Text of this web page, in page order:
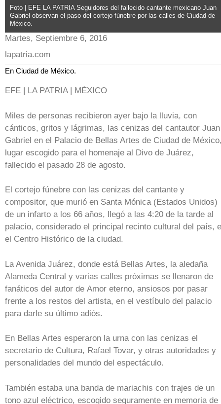
Foto | EFE LA PATRIA Seguidores del fallecido cantante mexicano Juan
Gabriel observan el paso del cortejo fúnebre por las calles de Ciudad de
México.
Martes, Septiembre 6, 2016
lapatria.com
En Ciudad de México.
EFE | LA PATRIA | MÉXICO
Miles de personas recibieron ayer bajo la lluvia, con
cánticos, gritos y lágrimas, las cenizas del cantautor Juan
Gabriel en el Palacio de Bellas Artes de Ciudad de
lugar escogido para el homenaje al Divo de Juárez,
fallecido el pasado 28 de agosto.
El cortejo fúnebre con las cenizas del cantante y
compositor, que murió en Santa Mónica (Estados Unidos)
de un infarto a los 66 años, llegó a las 4:20 de la tarde al
palacio, considerado el principal recinto cultural del país,
el Centro Histórico de la ciudad.
La Avenida Juárez, donde está Bellas Artes, la aledaña
Alameda Central y varias calles próximas se llenaron de
fanáticos del autor de Amor eterno, ansiosos por pasar
frente a los restos del artista, en el vestíbulo del palacio
para darle su último adiós.
En Bellas Artes esperaron la urna con las cenizas el
secretario de Cultura, Rafael Tovar, y otras autoridades y
personalidades del mundo del espectáculo.
También estaba una banda de mariachis con trajes de un
tono azul eléctrico, escogido seguramente en memoria de